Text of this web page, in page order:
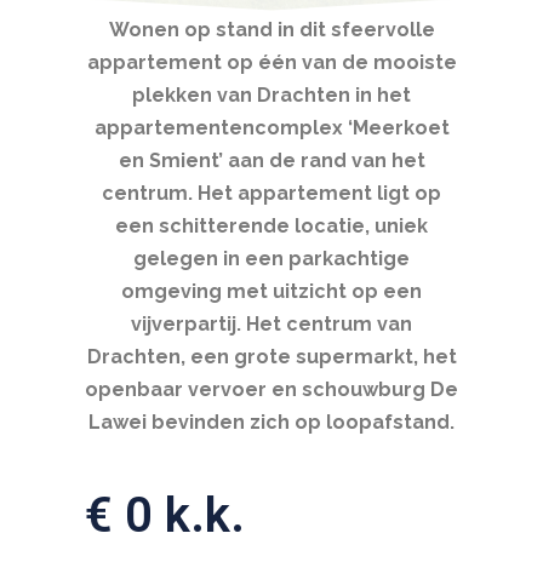
Wonen op stand in dit sfeervolle
appartement op één van de mooiste
plekken van Drachten in het
appartementencomplex ‘Meerkoet
en Smient’ aan de rand van het
centrum. Het appartement ligt op
een schitterende locatie, uniek
gelegen in een parkachtige
omgeving met uitzicht op een
vijverpartij. Het centrum van
Drachten, een grote supermarkt, het
openbaar vervoer en schouwburg De
Lawei bevinden zich op loopafstand.
€ 0 k.k.